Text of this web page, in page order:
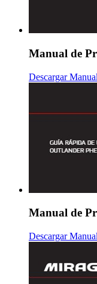
Manual de
Descargar
Manual de
Descargar